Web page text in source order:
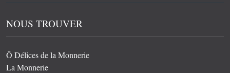
NOUS TROUVER
Ô Délices de la Monnerie
La Monnerie